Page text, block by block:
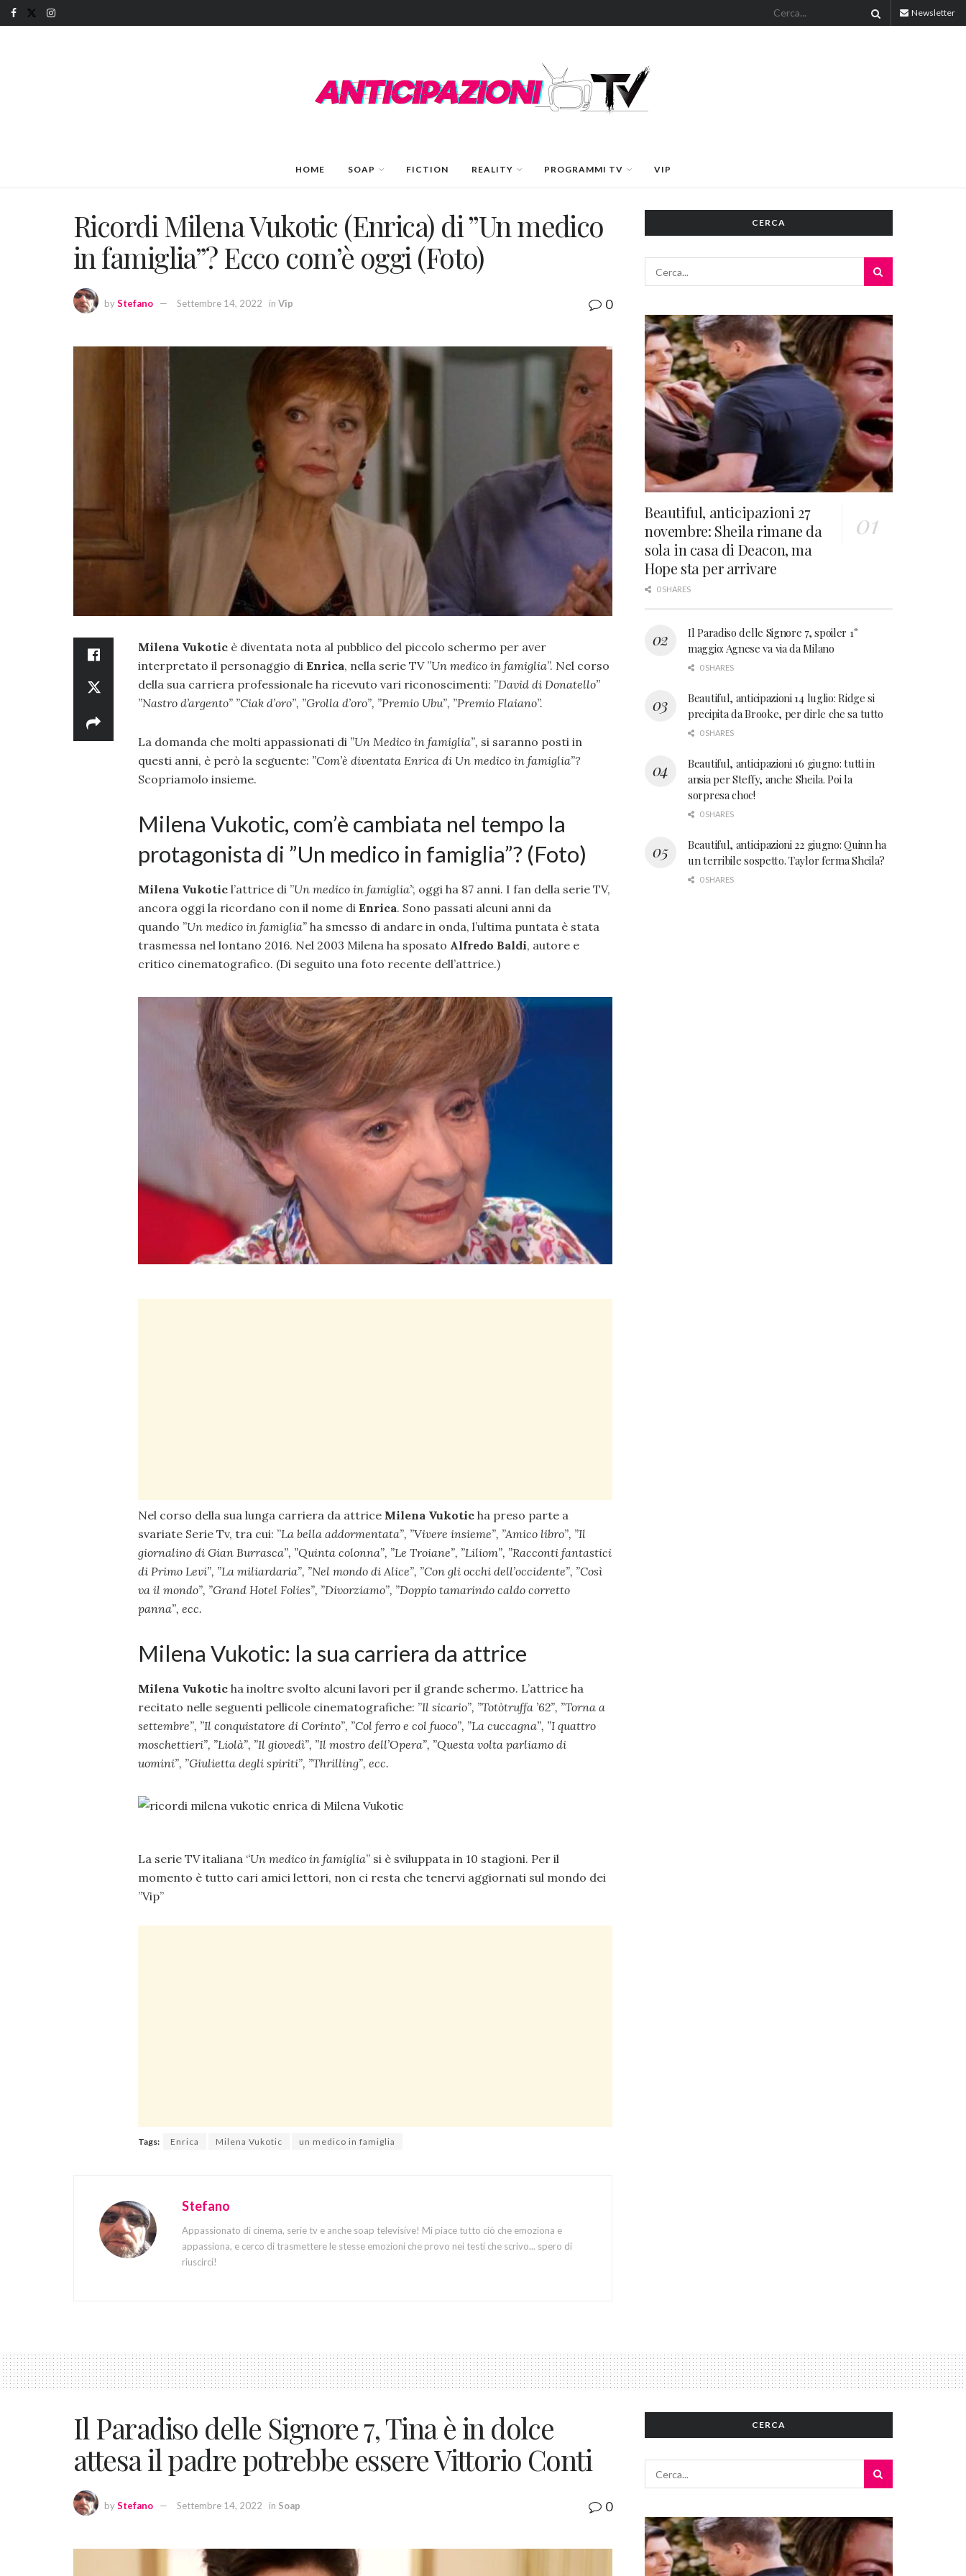
Newsletter
HOME SOAP FICTION REALITY PROGRAMMI TV VIP
Ricordi Milena Vukotic (Enrica) di ”Un medico
in famiglia”? Ecco com’è oggi (Foto)
byStefano Settembre 14, 2022 in Vip 0
Milena Vukotic è diventata nota al pubblico del piccolo schermo per aver
interpretato il personaggio di Enrica, nella serie TV ”Un medico in famiglia”. Nel corso
della sua carriera professionale ha ricevuto vari riconoscimenti: ”David di Donatello”
”Nastro d’argento” ”Ciak d’oro”, ”Grolla d’oro”, ”Premio Ubu”, ”Premio Flaiano”.
La domanda che molti appassionati di ”Un Medico in famiglia”, si saranno posti in
questi anni, è però la seguente: ”Com’è diventata Enrica di Un medico in famiglia”?
Scopriamolo insieme.
Milena Vukotic, com’è cambiata nel tempo la
protagonista di ”Un medico in famiglia”? (Foto)
Milena Vukotic l’attrice di ”Un medico in famiglia’‘, oggi ha 87 anni. I fan della serie TV,
ancora oggi la ricordano con il nome di Enrica. Sono passati alcuni anni da
quando ”Un medico in famiglia” ha smesso di andare in onda, l’ultima puntata è stata
trasmessa nel lontano 2016. Nel 2003 Milena ha sposato Alfredo Baldi, autore e
critico cinematografico. (Di seguito una foto recente dell’attrice.)
Nel corso della sua lunga carriera da attrice Milena Vukotic ha preso parte a
svariate Serie Tv, tra cui: ”La bella addormentata”, ”Vivere insieme”, ”Amico libro”, ”Il
giornalino di Gian Burrasca”, ”Quinta colonna”, ”Le Troiane”, ”Liliom”, ”Racconti fantastici
di Primo Levi”, ”La miliardaria”, ”Nel mondo di Alice”, ”Con gli occhi dell’occidente”, ”Così
va il mondo”, ”Grand Hotel Folies”, ”Divorziamo”, ”Doppio tamarindo caldo corretto
panna”, ecc.
Milena Vukotic: la sua carriera da attrice
Milena Vukotic ha inoltre svolto alcuni lavori per il grande schermo. L’attrice ha
recitato nelle seguenti pellicole cinematografiche: ”Il sicario”, ”Totòtruffa ’62”, ”Torna a
settembre”, ”Il conquistatore di Corinto”, ”Col ferro e col fuoco”, ”La cuccagna”, ”I quattro
moschettieri”, ”Liolà”, ”Il giovedì”, ”Il mostro dell’Opera”, ”Questa volta parliamo di
uomini”, ”Giulietta degli spiriti”, ”Thrilling”, ecc.
La serie TV italiana ‘‘Un medico in famiglia” si è sviluppata in 10 stagioni. Per il
momento è tutto cari amici lettori, non ci resta che tenervi aggiornati sul mondo dei
”Vip”
Tags: Enrica Milena Vukotic un medico in famiglia
Stefano
Appassionato di cinema, serie tv e anche soap televisive! Mi piace tutto ciò che emoziona e
appassiona, e cerco di trasmettere le stesse emozioni che provo nei testi che scrivo... spero di
riuscirci!
CERCA
Beautiful, anticipazioni 27
novembre: Sheila rimane da
sola in casa di Deacon, ma
Hope sta per arrivare
0 SHARES
Il Paradiso delle Signore 7, spoiler 1°
maggio: Agnese va via da Milano
0 SHARES
Beautiful, anticipazioni 14 luglio: Ridge si
precipita da Brooke, per dirle che sa tutto
0 SHARES
Beautiful, anticipazioni 16 giugno: tutti in
ansia per Steffy, anche Sheila. Poi la
sorpresa choc!
0 SHARES
Beautiful, anticipazioni 22 giugno: Quinn ha
un terribile sospetto. Taylor ferma Sheila?
0 SHARES
Il Paradiso delle Signore 7, Tina è in dolce
attesa il padre potrebbe essere Vittorio Conti
byStefano Settembre 14, 2022 in Soap 0
CERCA